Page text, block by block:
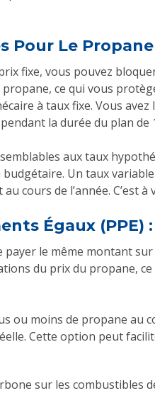
Pour Le Propane
fixe, vous pouvez
ce qui vous
à taux fixe. Vous
la durée du plan de
aux taux
Un taux
cours de l’année. C’est
Égaux (PPE) :
payer le même montant
du prix du propane,
ou moins de propane au
Cette option peut
sur les